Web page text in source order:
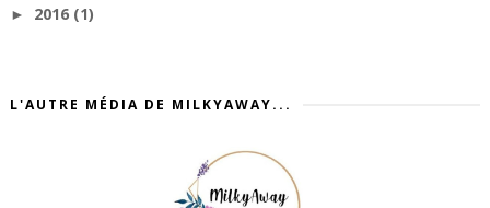
► 2016 (1)
L'AUTRE MÉDIA DE MILKYAWAY...